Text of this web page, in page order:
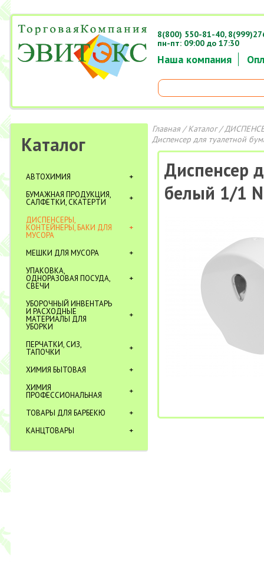
Наша компания
8(800) 550-81-40,
пн-пт: 09:00 до 17:30
Каталог
АВТОХИМИЯ
БУМАЖНАЯ ПРОДУКЦИЯ,
САЛФЕТКИ, СКАТЕРТИ
ДИСПЕНСЕРЫ,
КОНТЕЙНЕРЫ, БАКИ ДЛЯ
МУСОРА
МЕШКИ ДЛЯ МУСОРА
УПАКОВКА,
ОДНОРАЗОВАЯ ПОСУДА,
СВЕЧИ
УБОРОЧНЫЙ ИНВЕНТАРЬ
И РАСХОДНЫЕ
МАТЕРИАЛЫ ДЛЯ
УБОРКИ
ПЕРЧАТКИ, СИЗ,
ТАПОЧКИ
ХИМИЯ БЫТОВАЯ
ХИМИЯ
ПРОФЕССИОНАЛЬНАЯ
ТОВАРЫ ДЛЯ БАРБЕКЮ
КАНЦТОВАРЫ
Главная/Каталог/
Диспенсер для туалетной
Диспенсер
белый 1/1